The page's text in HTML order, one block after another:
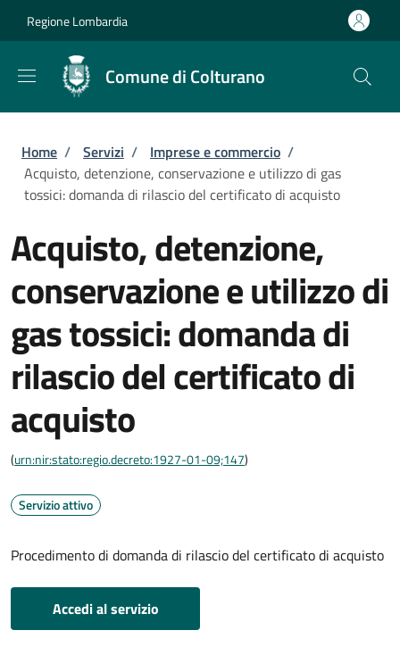
Regione Lombardia
Comune di Colturano
Briciole di pane
Home / Servizi / Imprese e commercio /
Acquisto, detenzione, conservazione e utilizzo di gas
tossici: domanda di rilascio del certificato di acquisto
Acquisto, detenzione,
conservazione e utilizzo di
gas tossici: domanda di
rilascio del certificato di
acquisto
(urn:nir:stato:regio.decreto:1927-01-09;147)
Servizio attivo
Procedimento di domanda di rilascio del certificato di acquisto
Accedi al servizio